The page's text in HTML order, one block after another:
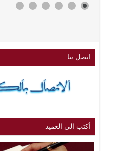
اتصل بنا
أكتب الى العميد